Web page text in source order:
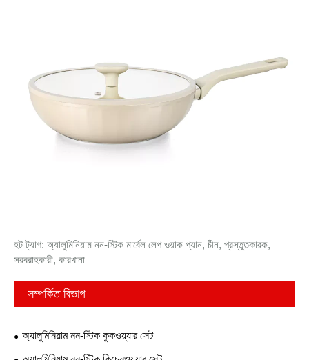
হট ট্যাগ: অ্যালুমিনিয়াম নন-স্টিক মার্বেল লেপ ওয়াক প্যান, চীন, প্রস্তুতকারক,
সরবরাহকারী, কারখানা
সম্পর্কিত বিভাগ
অ্যালুমিনিয়াম নন-স্টিক কুকওয়্যার সেট